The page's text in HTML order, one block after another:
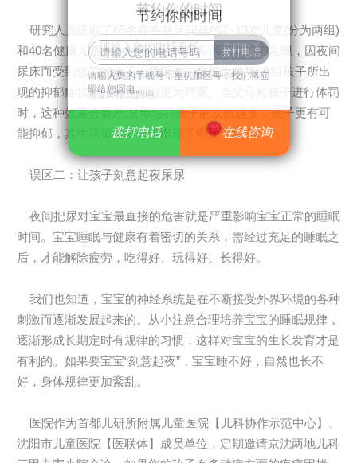
研究人员选取了65名存在尿床问题的7~13岁儿童(分为两组)
和40名健康儿童作为对照。经过跟踪调研，他们发现，因夜间
尿床而受到惩罚的孩子，尿床的次数更为频繁;这组孩子所出
现的抑郁症状也比另外两组更为严重。当父母对孩子进行体罚
时，这种效果会最差;父母惩罚孩子的次数越多，孩子更有可
能抑郁，其生活质量得分也出现了明显下降。
误区二：让孩子刻意起夜尿尿
夜间把尿对宝宝最直接的危害就是严重影响宝宝正常的睡眠
时间。宝宝睡眠与健康有着密切的关系，需经过充足的睡眠之
后，才能解除疲劳，吃得好、玩得好、长得好。
我们也知道，宝宝的神经系统是在不断接受外界环境的各种
刺激而逐渐发展起来的。从小注意合理培养宝宝的睡眠规律，
逐渐形成长期定时有规律的习惯，这样对宝宝的生长发育才是
有利的。如果要宝宝“刻意起夜”，宝宝睡不好，自然也长不
好，身体规律更加紊乱。
医院作为首都儿研所附属儿童医院【儿科协作示范中心】、
沈阳市儿童医院【医联体】成员单位，定期邀请京沈两地儿科
节约你的时间
请输入您的手机号，座机加区号，我们
将立即给您回电。
拨打电话 30 在线咨询
节约你的时间
请输入您的手机号，座机加区号，我们将立
即给您回电。
拨打电话 在线咨询